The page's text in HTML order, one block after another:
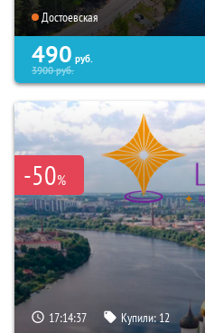
Достоевская
490 руб.
3900руб.
-50%
17:14:35 Купили:12